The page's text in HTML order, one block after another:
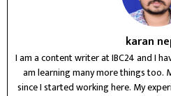
karan
I am a content writer at IBC24 and I
am learning many more things too.
since I started working here. My